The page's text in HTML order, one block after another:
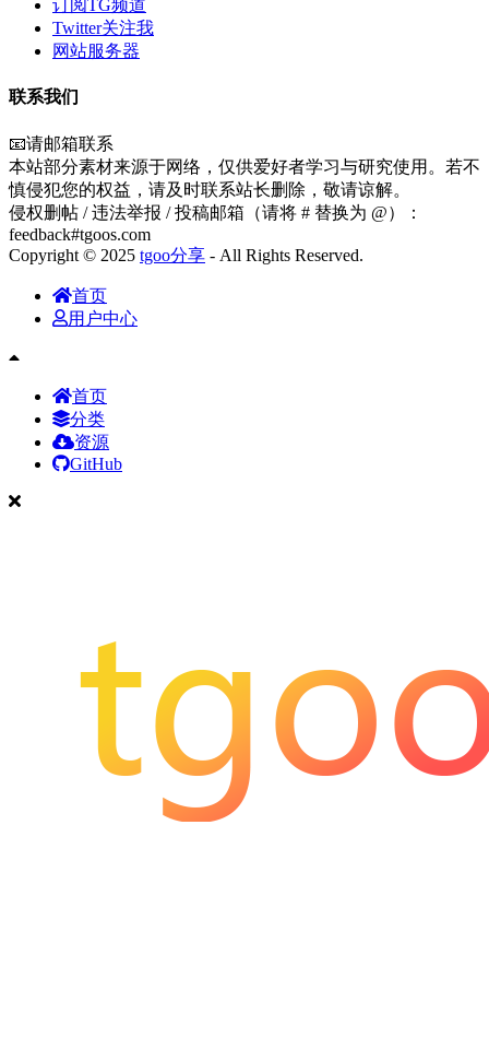
订阅TG频道
Twitter关注我
网站服务器
联系我们
📧请邮箱联系
本站部分素材来源于网络，仅供爱好者学习与研究使用。若不
慎侵犯您的权益，请及时联系站长删除，敬请谅解。
侵权删帖 / 违法举报 / 投稿邮箱（请将 # 替换为 @）：
feedback#tgoos.com
Copyright © 2025 tgoo分享 - All Rights Reserved.
首页
用户中心
首页
分类
资源
GitHub